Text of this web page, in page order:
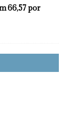
66,57 por